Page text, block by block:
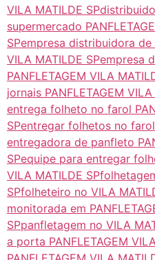
VILA MATILDE SP
supermercado
SPempresa distribuidora de
VILA MATILDE SPempresa
PANFLETAGEM VILA
jornais PANFLETAGEM
entrega folheto no farol
SPentregar folhetos no farol
entregadora de panfleto
SPequipe para entregar
VILA MATILDE SP
SPfolheteiro no VILA
monitorada em
SPpanfletagem no VILA
a porta PANFLETAGEM